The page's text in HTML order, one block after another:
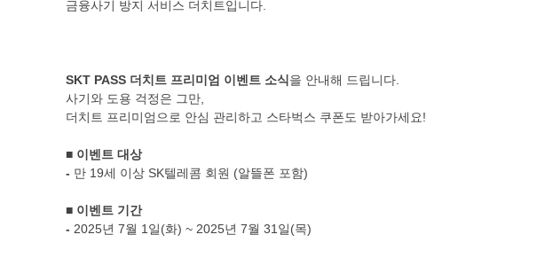
금융사기 방지 서비스 더치트입니다.
SKT PASS 더치트 프리미엄 이벤트 소식을 안내해 드립니다.
사기와 도용 걱정은 그만,
더치트 프리미엄으로 안심 관리하고 스타벅스 쿠폰도 받아가세요!
■ 이벤트 대상
- 만 19세 이상 SK텔레콤 회원 (알뜰폰 포함)
■ 이벤트 기간
- 2025년 7월 1일(화) ~ 2025년 7월 31일(목)